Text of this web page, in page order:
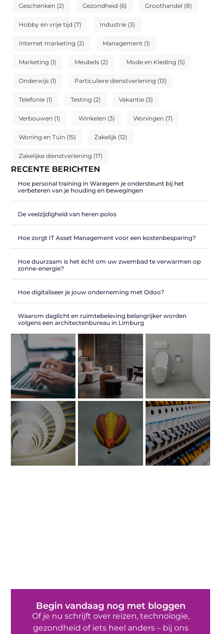
Geschenken (2) Gezondheid (6) Groothandel (8)
Hobby en vrije tijd (7) Industrie (3)
Internet marketing (2) Management (1)
Marketing (1) Meubels (2) Mode en Kleding (5)
Onderwijs (1) Particuliere dienstverlening (13)
Telefonie (1) Testing (2) Vakantie (3)
Verbouwen (1) Winkelen (3) Woningen (7)
Woning en Tuin (15) Zakelijk (12)
Zakelijke dienstverlening (17)
RECENTE BERICHTEN
Hoe personal training in Waregem je ondersteunt bij het
verbeteren van je houding en bewegingen
De veelzijdigheid van heren polos
Hoe zorgt IT Asset Management voor een kostenbesparing?
Hoe duurzaam is het écht om uw zwembad te verwarmen op
zonne-energie?
Hoe digitaliseer je jouw onderneming met Odoo?
Waarom daglicht en ruimtebeleving belangrijker worden
volgens een architectenbureau in Limburg
Begin vandaag nog met bloggen
Of je nu schrijft over reizen, technologie,
gezondheid of iets heel anders – bij ons